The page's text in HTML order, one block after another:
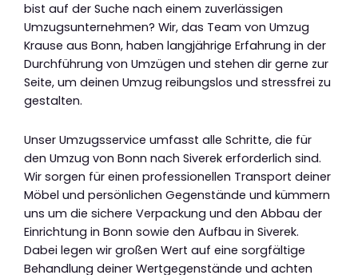
bist auf der Suche nach einem zuverlässigen
Umzugsunternehmen? Wir, das Team von Umzug
Krause aus Bonn, haben langjährige Erfahrung in der
Durchführung von Umzügen und stehen dir gerne zur
Seite, um deinen Umzug reibungslos und stressfrei zu
gestalten.
Unser Umzugsservice umfasst alle Schritte, die für
den Umzug von Bonn nach Siverek erforderlich sind.
Wir sorgen für einen professionellen Transport deiner
Möbel und persönlichen Gegenstände und kümmern
uns um die sichere Verpackung und den Abbau der
Einrichtung in Bonn sowie den Aufbau in Siverek.
Dabei legen wir großen Wert auf eine sorgfältige
Behandlung deiner Wertgegenstände und achten